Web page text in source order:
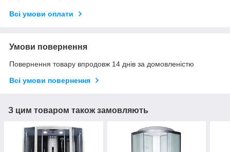
Всі умови оплати
Умови повернення
Повернення товару впродовж 14 днів за домовленістю
Всі умови повернення
З цим товаром також замовляють